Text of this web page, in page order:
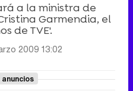
a la ministra de
Garmendia, el
de TVE'.
2009 13:02